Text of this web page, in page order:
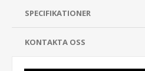
SPECIFIKATIONER
KONTAKTA OSS